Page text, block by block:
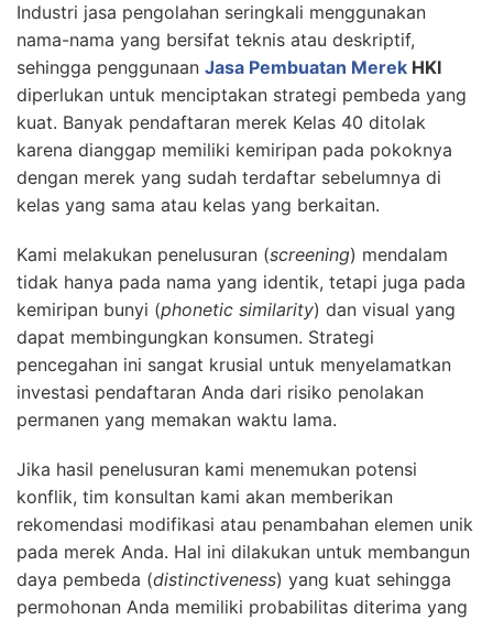
Industri jasa pengolahan seringkali menggunakan
nama-nama yang bersifat teknis atau deskriptif,
sehingga penggunaan Jasa Pembuatan Merek HKI
diperlukan untuk menciptakan strategi pembeda yang
kuat. Banyak pendaftaran merek Kelas 40 ditolak
karena dianggap memiliki kemiripan pada pokoknya
dengan merek yang sudah terdaftar sebelumnya di
kelas yang sama atau kelas yang berkaitan.
Kami melakukan penelusuran (screening) mendalam
tidak hanya pada nama yang identik, tetapi juga pada
kemiripan bunyi (phonetic similarity) dan visual yang
dapat membingungkan konsumen. Strategi
pencegahan ini sangat krusial untuk menyelamatkan
investasi pendaftaran Anda dari risiko penolakan
permanen yang memakan waktu lama.
Jika hasil penelusuran kami menemukan potensi
konflik, tim konsultan kami akan memberikan
rekomendasi modifikasi atau penambahan elemen unik
pada merek Anda. Hal ini dilakukan untuk membangun
daya pembeda (distinctiveness) yang kuat sehingga
permohonan Anda memiliki probabilitas diterima yang